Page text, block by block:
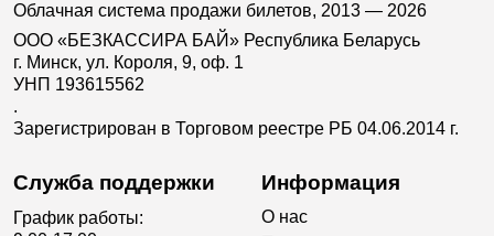
Облачная система продажи билетов, 2013 — 2026
ООО «БЕЗКАССИРА БАЙ» Республика Беларусь
г. Минск, ул. Короля, 9, оф. 1
УНП 193615562
.
Зарегистрирован в Торговом реестре РБ 04.06.2014 г.
Служба поддержки
График работы:
Информация
О нас